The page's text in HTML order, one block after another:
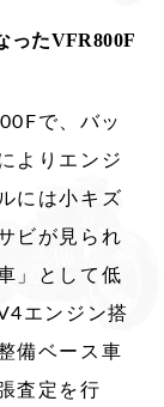
ったVFR800F
で、バッ
よりエンジ
には小キズ
ビが見られ
」として低
エンジン搭
備ベース車
査定を行